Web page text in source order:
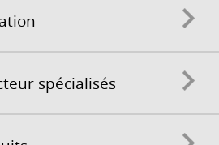
spécialisés